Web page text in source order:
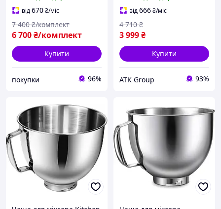
Пароварка побутова 1067
Вт
від670₴/міс
6 700₴/комплект
7 400 ₴/комплект
Купити
покупки 96%
насадками Планетарний
міксер 1500 Вт Кухонна
машина
від666₴/міс
3 999₴
4 710 ₴
Купити
ATK Group 93%